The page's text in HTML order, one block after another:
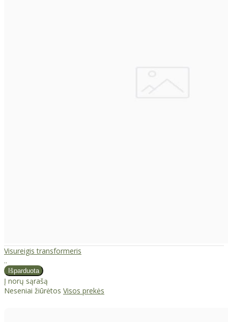
Visureigis transformeris
..
Į norų sąrašą
Neseniai žiūrėtos Visos prekės